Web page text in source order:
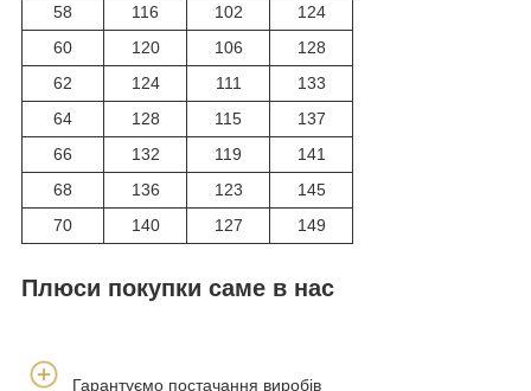
58
116 102
124
60
120 106
128
62
124 111
133
64
128 115
137
66
132 119
141
68
136 123
145
70
140 127 149
Плюси покупки саме в нас
Гарантуємо постачання виробів